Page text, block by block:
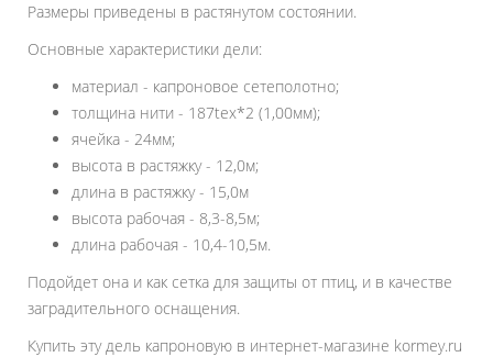
Размеры приведены в растянутом состоянии.
Основные характеристики дели:
материал - капроновое сетеполотно;
толщина нити - 187tex*2 (1,00мм);
ячейка - 24мм;
высота в растяжку - 12,0м;
длина в растяжку - 15,0м
высота рабочая - 8,3-8,5м;
длина рабочая - 10,4-10,5м.
Подойдет она и как сетка для защиты от птиц, и в качестве
заградительного оснащения.
Купить эту дель капроновую в интернет-магазине kormey.ru